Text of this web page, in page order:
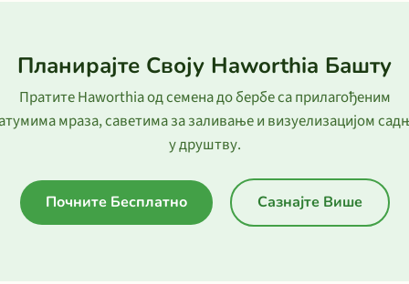
Планирајте Своју Haworthia Башту
Пратите Haworthia од семена до бербе са прилагођеним
мраза, саветима за заливање и визуелизацијом
у друштву.
Почните Бесплатно Сазнајте Више